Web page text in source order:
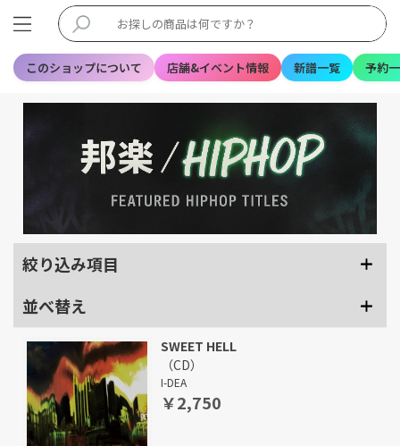
このショップについて 店舗&イベント情報 新譜一覧 予約
絞り込み項目
並べ替え
SWEET HELL
（CD）
I-DEA
￥2,750